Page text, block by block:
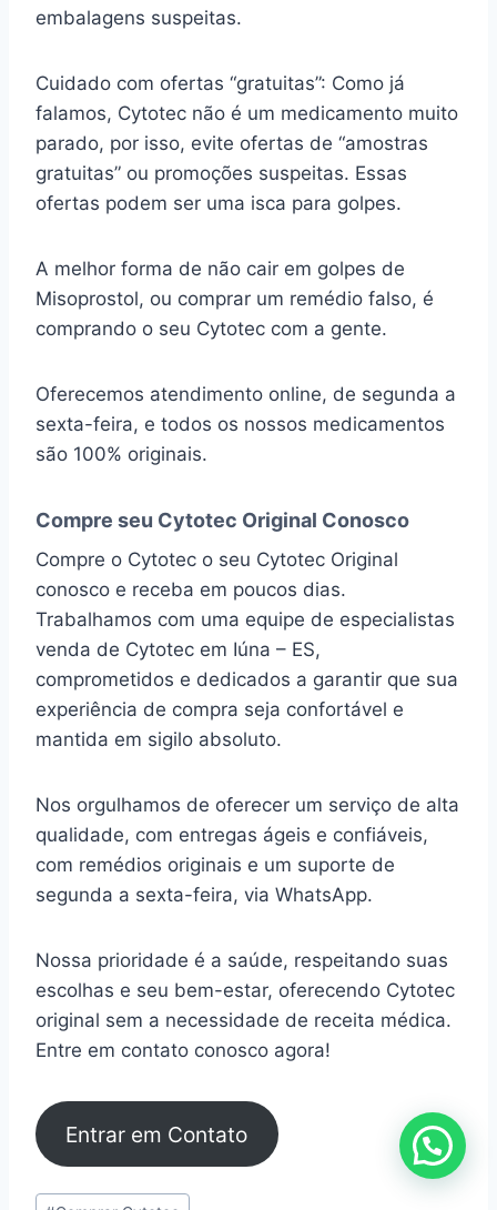
embalagens suspeitas.
Cuidado com ofertas “gratuitas”: Como já
falamos, Cytotec não é um medicamento muito
parado, por isso, evite ofertas de “amostras
gratuitas” ou promoções suspeitas. Essas
ofertas podem ser uma isca para golpes.
A melhor forma de não cair em golpes de
Misoprostol, ou comprar um remédio falso, é
comprando o seu Cytotec com a gente.
Oferecemos atendimento online, de segunda a
sexta-feira, e todos os nossos medicamentos
são 100% originais.
Compre seu Cytotec Original Conosco
Compre o Cytotec o seu Cytotec Original
conosco e receba em poucos dias.
Trabalhamos com uma equipe de especialistas
venda de Cytotec em Iúna – ES,
comprometidos e dedicados a garantir que sua
experiência de compra seja confortável e
mantida em sigilo absoluto.
Nos orgulhamos de oferecer um serviço de alta
qualidade, com entregas ágeis e confiáveis,
com remédios originais e um suporte de
segunda a sexta-feira, via WhatsApp.
Nossa prioridade é a saúde, respeitando suas
escolhas e seu bem-estar, oferecendo Cytotec
original sem a necessidade de receita médica.
Entre em contato conosco agora!
Entrar em Contato
Tags